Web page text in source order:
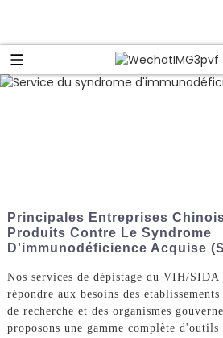
Principales Entreprises
Produits Contre Le Syndrome
D'immunodéficience Acquise
Nos services de dépistage du VIH/SIDA
répondre aux besoins des
de recherche et des organismes
proposons une gamme complète d'outils